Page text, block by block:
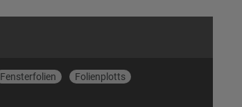
Fensterfolien
Folienplotts